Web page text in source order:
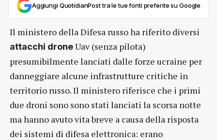
Aggiungi QuotidianPost tra le tue fonti preferite su Google
Il ministero della Difesa russo ha riferito diversi
attacchi droneUav (senza pilota)
presumibilmente lanciati dalle forze ucraine per
danneggiare alcune infrastrutture critiche in
territorio russo. Il ministero riferisce che i primi
due droni sono sono stati lanciati la scorsa notte
ma hanno avuto vita breve a causa della risposta
dei sistemi di difesa elettronica: erano